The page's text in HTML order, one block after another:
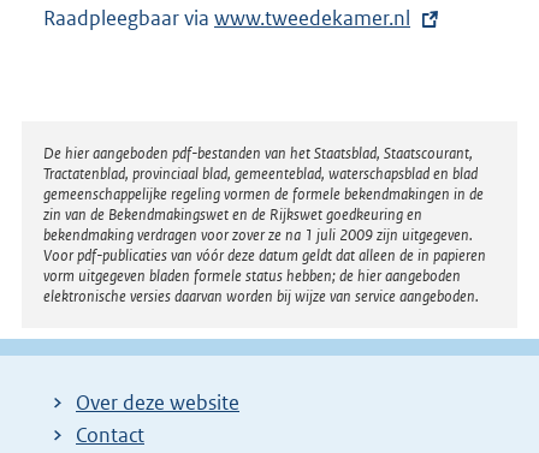
Raadpleegbaar via E
r
n
e
l
i
n
k
www.tweedekamer.nl
Disclaimer
De hier aangeboden pdf-bestanden van het Staatsblad, Staatscourant,
Tractatenblad, provinciaal blad, gemeenteblad, waterschapsblad en blad
gemeenschappelijke regeling vormen de formele bekendmakingen in de
zin van de Bekendmakingswet en de Rijkswet goedkeuring en
bekendmaking verdragen voor zover ze na 1 juli 2009 zijn uitgegeven.
Voor pdf-publicaties van vóór deze datum geldt dat alleen de in papieren
vorm uitgegeven bladen formele status hebben; de hier aangeboden
elektronische versies daarvan worden bij wijze van service aangeboden.
Over deze website
Contact